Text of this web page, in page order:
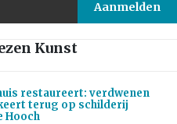
Kunst
restaureert: verdwenen
terug op schilderij
Hooch